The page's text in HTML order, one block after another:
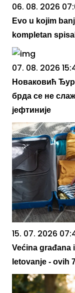
06. 08. 2026
Evo u kojim
kompletan
07. 08. 2026
Новаковић
брда се не
јефтиније
15. 07. 2026
Većina građana
letovanje - ovih